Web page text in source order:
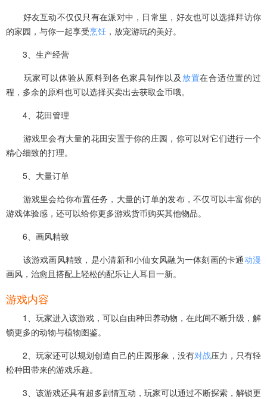
好友互动不仅仅只有在派对中，日常里，好友也可以选择拜访你
的家园，与你一起享受烹饪 ，放宠游玩的美好。
3、生产经营
玩家可以体验从原料到各色家具制作以及 放置在合适位置的过
程，多余的原料也可以选择买卖出去获取金币哦。
4、花田管理
游戏里会有大量的花田安置于你的庄园，你可以对它们进行一个
精心细致的打理。
5、大量订单
游戏里会给你布置任务，大量的订单的发布，不仅可以丰富你的
游戏体验感，还可以给你更多游戏货币购买其他物品。
6、画风精致
该游戏画风精致，是小清新和小仙女风融为一体刻画的卡通动漫
画风，治愈且搭配上轻松的配乐让人耳目一新。
游戏内容
1、玩家进入该游戏，可以自由种田养动物，在此间不断升级，解
锁更多的动物与植物图鉴。
2、玩家还可以规划创造自己的庄园形象，没有对战压力，只有轻
松种田带来的游戏乐趣。
3、该游戏还具有超多剧情互动，玩家可以通过不断探索，解锁更